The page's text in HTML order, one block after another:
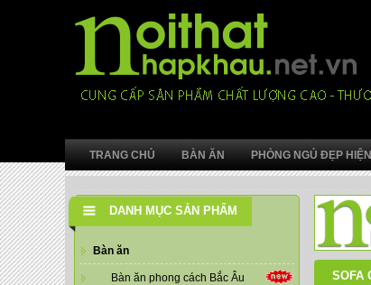
TRANG CHỦ BÀN ĂN PHÒNG NGỦ ĐẸP
DANH MỤC SẢN PHẨM
Bàn ăn
Bàn ăn phong cách Bắc Âu SOFA